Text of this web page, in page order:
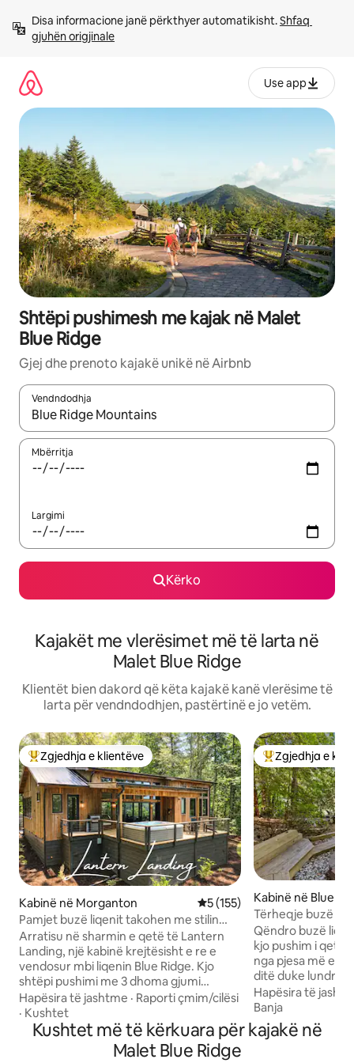
përmbajtja
Disa informacione janë përkthyer automatikisht. Shfaq
gjuhën origjinale
Use app
Shtëpi pushimesh me kajak në Malet
Blue Ridge
Gjej dhe prenoto kajakë unikë në Airbnb
Vendndodhja
Kur rezultatet të jenë të disponueshme, lëviz me butonat e
Mbërritja
Largimi
Kërko
Kajakët me vlerësimet më të larta në
Malet Blue Ridge
Klientët bien dakord që këta kajakë kanë vlerësime të
larta për vendndodhjen, pastërtinë e jo vetëm.
Më të mirat e zgjedhjeve të klientëve
Zgjedhja e klientëve
Kabinë në Morganton Vlerësimi mesatar 5 nga 5,
5 (155)
Pamjet buzë liqenit takohen me stilin
dhe rehatinë e lartë
Arratisu në sharmin e qetë të Lantern
Landing, një kabinë krejtësisht e re e
vendosur mbi liqenin Blue Ridge. Kjo
shtëpi pushimi me 3 dhoma gjumi
ndërthur luksin dhe rehatinë me banjat
brenda në suitë, pamjet
gjithëpërfshirëse të liqenit nga një
verandë private dhe duke ftuar
ambiente të përbashkëta. Çlodhu pranë
Hapësira të jashtme · Raporti çmim/cilësi
· Kushtet
Më të mirat e
Zgjedhja e
Kabinë në Blue
Tërheqje buzë
Relaksohu |
Qëndro buzë
kjo pushim i qetë
nga pjesa më e
ditë duke
vezullues, duke
moment të qetë
duke u çlodhur
ndërsa muzgu
Hapësira të
Banja
Kushtet më të kërkuara për kajakë në
Malet Blue Ridge